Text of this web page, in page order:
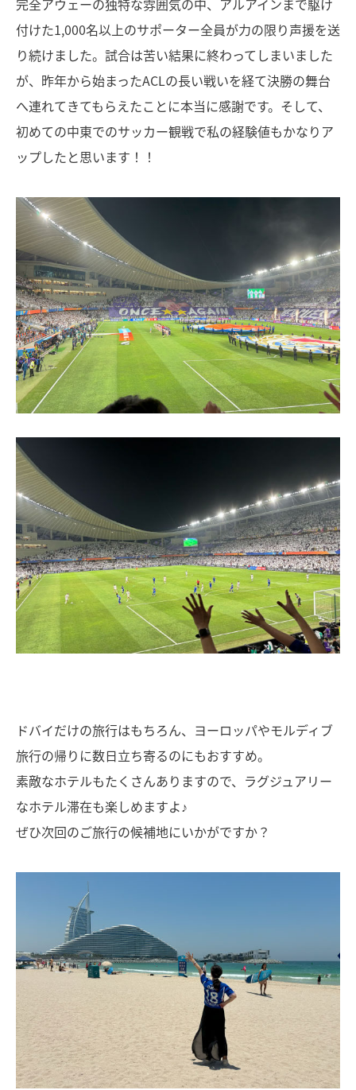
完全アウェーの独特な雰囲気の中、アルアインまで駆け
付けた1,000名以上のサポーター全員が力の限り声援を送
り続けました。試合は苦い結果に終わってしまいました
が、昨年から始まったACLの長い戦いを経て決勝の舞台
へ連れてきてもらえたことに本当に感謝です。そして、
初めての中東でのサッカー観戦で私の経験値もかなりア
ップしたと思います！！
ドバイだけの旅行はもちろん、ヨーロッパやモルディブ
旅行の帰りに数日立ち寄るのにもおすすめ。
素敵なホテルもたくさんありますので、ラグジュアリー
なホテル滞在も楽しめますよ♪
ぜひ次回のご旅行の候補地にいかがですか？